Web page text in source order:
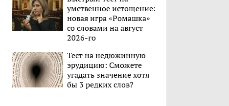
умственное истощение:
новая игра «Ромашка»
со словами на август
2026-го
Тест на недюжинную
эрудицию: Сможете
угадать значение хотя
бы 3 редких слов?